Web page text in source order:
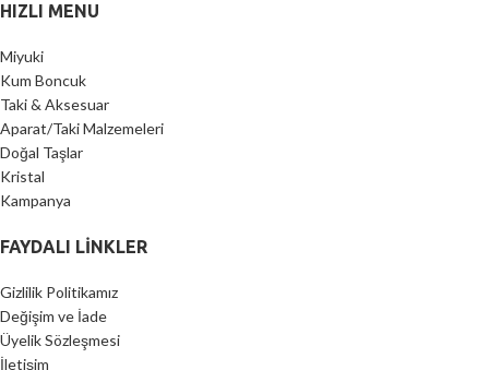
HIZLI MENU
Miyuki
Kum Boncuk
Taki & Aksesuar
Aparat/Taki Malzemeleri
Doğal Taşlar
Kristal
Kampanya
FAYDALI LİNKLER
Gizlilik Politikamız
Değişim ve İade
Üyelik Sözleşmesi
İletişim